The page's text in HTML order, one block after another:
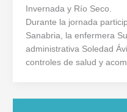
Invernada y Río Seco.
Durante la jornada
Sanabria, la enfermera
administrativa Soledad
controles de salud y